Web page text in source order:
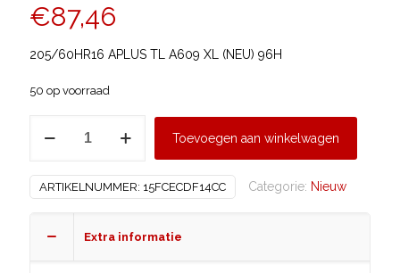
€87,46
205/60HR16 APLUS TL A609 XL (NEU) 96H
50 op voorraad
A609
aantal
Toevoegen aan winkelwagen
ARTIKELNUMMER: 15FCECDF14CC Categorie: Nieuw
Extra informatie